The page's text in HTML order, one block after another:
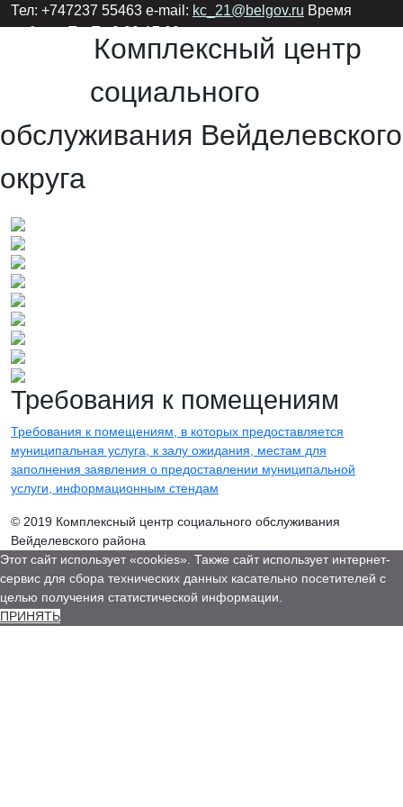
Тел: +747237 55463 e-mail: kc_21@belgov.ru Время
работы: Пн-Пт 8:00-17:00
Комплексный центр
социального
обслуживания Вейделевского
округа
Требования к помещениям
Требования к помещениям, в которых предоставляется
муниципальная услуга, к залу ожидания, местам для
заполнения заявления о предоставлении муниципальной
услуги, информационным стендам
© 2019 Комплексный центр социального обслуживания
Вейделевского района
Этот сайт использует «cookies». Также сайт использует интернет-
сервис для сбора технических данных касательно посетителей с
целью получения статистической информации.
ПРИНЯТЬ